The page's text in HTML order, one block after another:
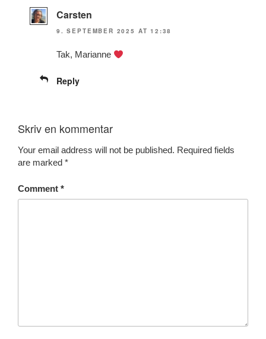
Carsten
9. SEPTEMBER 2025 AT 12:38
Tak, Marianne
Reply
Skriv en kommentar
Your email address will not be published. Required fields
are marked *
Comment *